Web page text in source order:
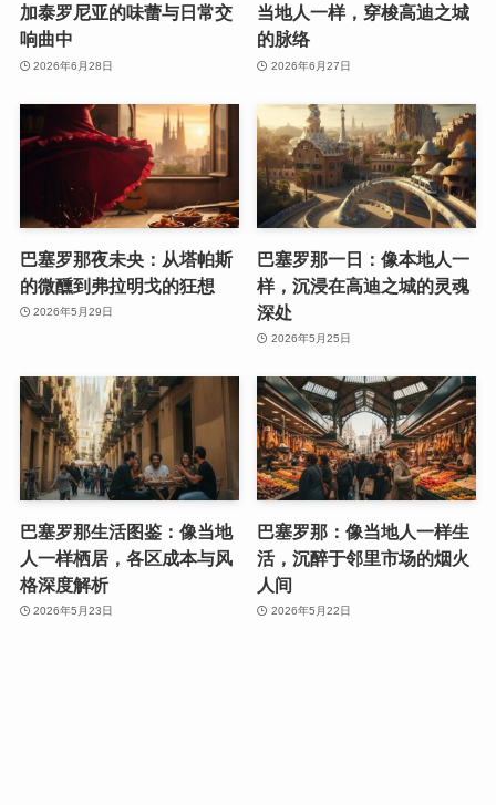
加泰罗尼亚的味蕾与日常交
响曲中
2026年6月28日
当地人一样，穿梭高迪之城
的脉络
2026年6月27日
巴塞罗那夜未央：从塔帕斯
的微醺到弗拉明戈的狂想
2026年5月29日
巴塞罗那一日：像本地人一
样，沉浸在高迪之城的灵魂
深处
2026年5月25日
巴塞罗那生活图鉴：像当地
人一样栖居，各区成本与风
格深度解析
2026年5月23日
巴塞罗那：像当地人一样生
活，沉醉于邻里市场的烟火
人间
2026年5月22日